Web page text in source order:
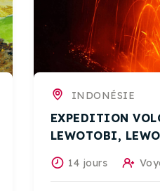
INDONÉSIE
EXPEDITION
LEWOTOBI,
14 jours